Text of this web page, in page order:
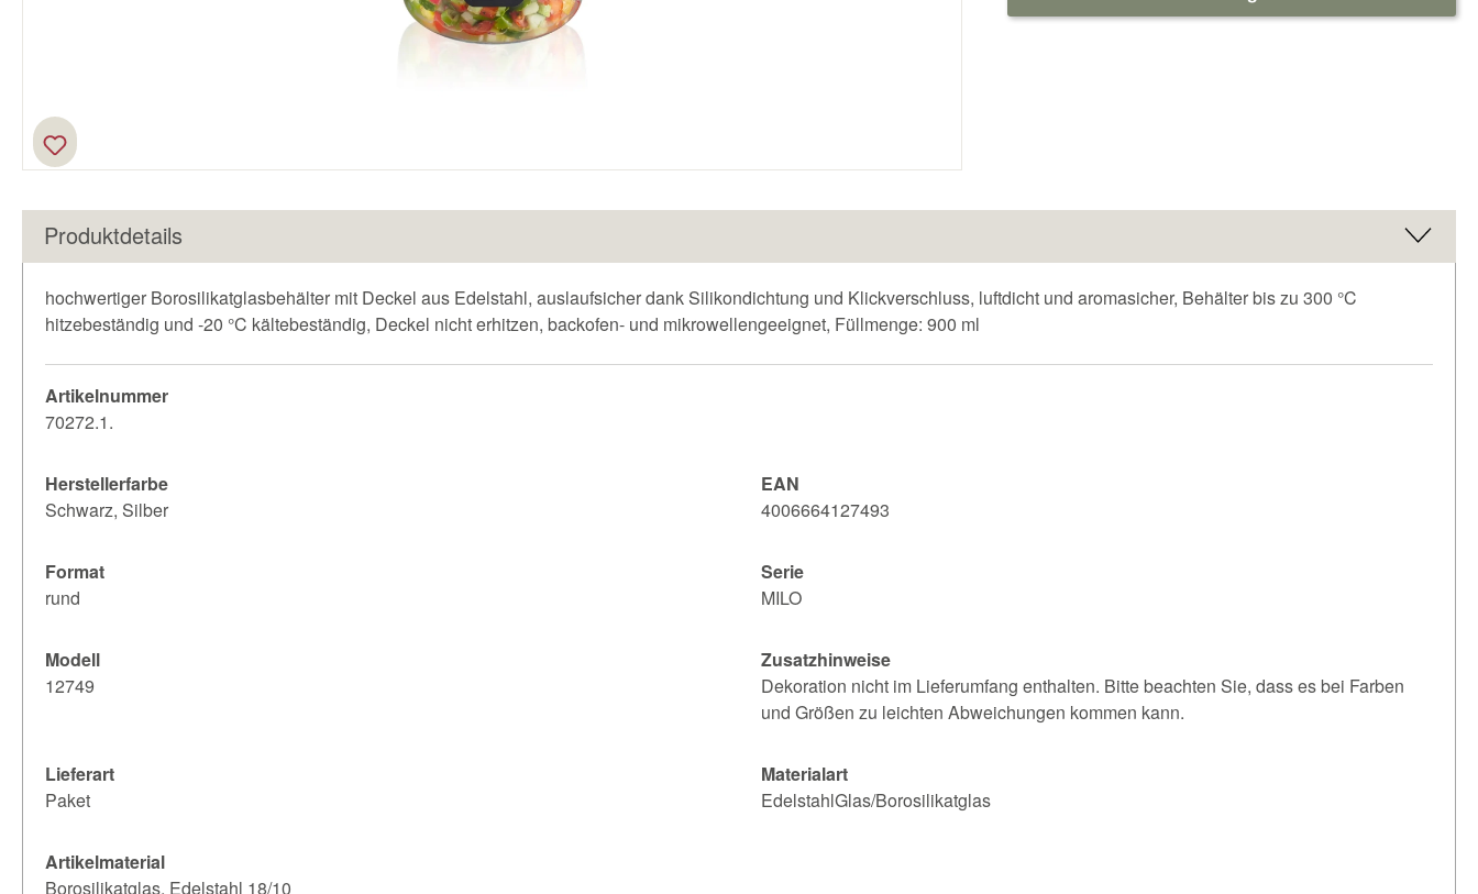
Produktdetails
hochwertiger Borosilikatglasbehälter mit Deckel aus Edelstahl, auslaufsicher dank Silikondichtung und Klickverschluss, luftdicht und aromasicher, Behälter bis zu 300 °C
hitzebeständig und -20 °C kältebeständig, Deckel nicht erhitzen, backofen- und mikrowellengeeignet, Füllmenge: 900 ml
Artikelnummer
70272.1.
Herstellerfarbe
Schwarz, Silber
EAN
4006664127493
Format
rund
Serie
MILO
Modell
12749
Zusatzhinweise
Dekoration nicht im Lieferumfang enthalten. Bitte beachten Sie, dass es bei Farben
und Größen zu leichten Abweichungen kommen kann.
Lieferart
Paket
Materialart
EdelstahlGlas/Borosilikatglas
Artikelmaterial
Borosilikatglas, Edelstahl 18/10